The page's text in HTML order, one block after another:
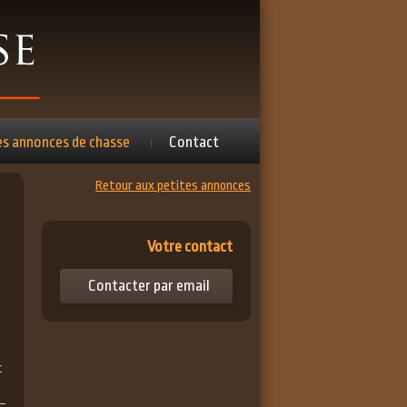
annonces de chasse Contact
Retour aux petites annonces
Votre contact
Contacter par email